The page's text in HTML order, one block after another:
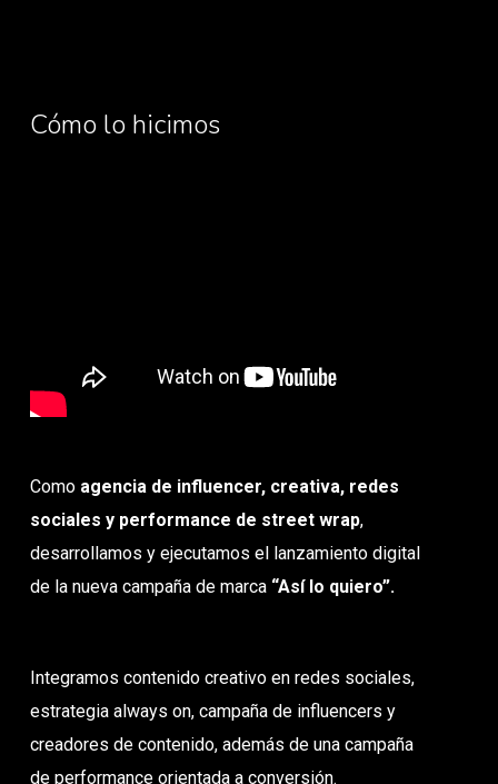
Cómo lo hicimos
Como agencia de influencer, creativa, redes
sociales y performance de street wrap,
desarrollamos y ejecutamos el lanzamiento digital
de la nueva campaña de marca “Así lo quiero”.
Integramos contenido creativo en redes sociales,
estrategia always on, campaña de influencers y
creadores de contenido, además de una campaña
de performance orientada a conversión.